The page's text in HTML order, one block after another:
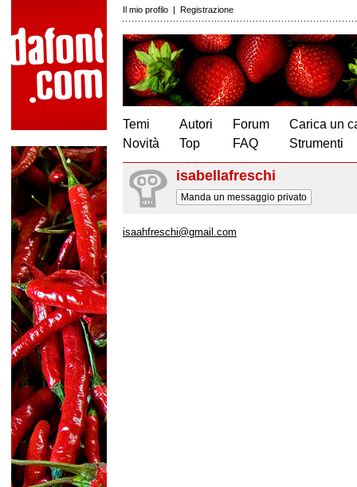
Il mio profilo | Registrazione
Temi
Novità
Autori
Top
Forum
FAQ
Carica un
Strumenti
isabellafreschi
Manda un messaggio privato
isaahfreschi@gmail.com